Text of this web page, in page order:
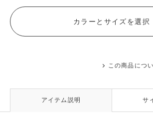
この商品につ
カラーとサイズを選択
アイテム説明 サ